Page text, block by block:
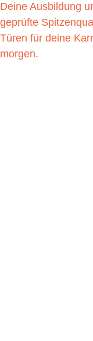
Deine Ausbildung
geprüfte
Türen für deine
morgen.